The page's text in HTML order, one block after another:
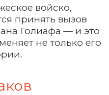
войско,
принять вызов
Голиафа — и это
не только его